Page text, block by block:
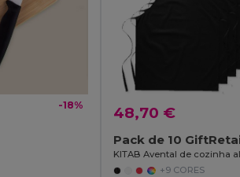
-18% 48,70 €
Pack de 10
KITAB Avental de cozinha
+9 CORES